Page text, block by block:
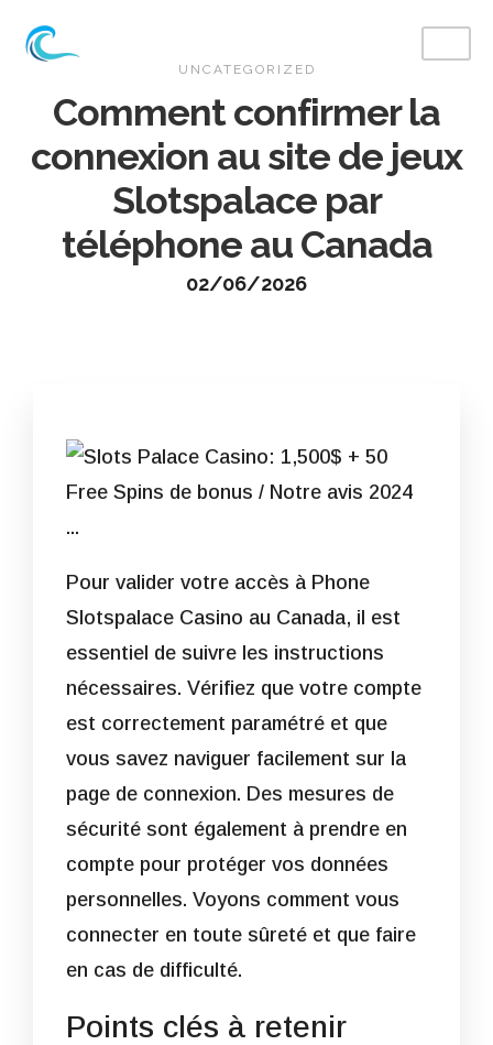
UNCATEGORIZED
Comment confirmer la
connexion au site de jeux
Slotspalace par
téléphone au Canada
02/06/2026
Pour valider votre accès à Phone
Slotspalace Casino au Canada, il est
essentiel de suivre les instructions
nécessaires. Vérifiez que votre compte
est correctement paramétré et que
vous savez naviguer facilement sur la
page de connexion. Des mesures de
sécurité sont également à prendre en
compte pour protéger vos données
personnelles. Voyons comment vous
connecter en toute sûreté et que faire
en cas de difficulté.
Points clés à retenir